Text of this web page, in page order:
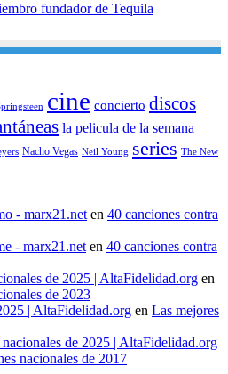
fundador de Tequila
cine concierto discos
la pelicula de la semana
Nacho Vegas Neil Young series The New
- marx21.neten 40 canciones contra
- marx21.neten 40 canciones contra
de 2025 | AltaFidelidad.org en
de 2023
| AltaFidelidad.org en Las mejores
de 2025 | AltaFidelidad.org
nacionales de 2017